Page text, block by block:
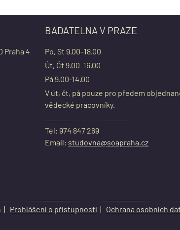
Praha 4
BADATELNA V PRAZE
Po, St 9.00–18.00
Út, Čt 9.00–16.00
Pá 9.00-14.00
V út, čt, pá pouze pro předem
vědecké pracovníky.
Tel: 974 847 269
Email: studovna@soapraha.cz
| Prohlášení o přístupnosti | Ochrana osobních dat